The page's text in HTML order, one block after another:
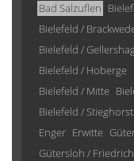
Bad Salzuflen
Bielefeld /
Bielefeld /
Bielefeld / Hoberge
Bielefeld / Mitte
Bielefeld / Stieghorst
Enger Erwitte
Gütersloh /